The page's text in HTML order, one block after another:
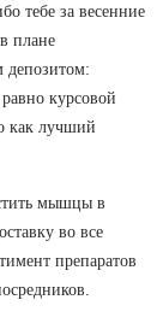
тебе за весенние
плане
депозитом:
курсовой
как лучший
мышцы в
во все
препаратов